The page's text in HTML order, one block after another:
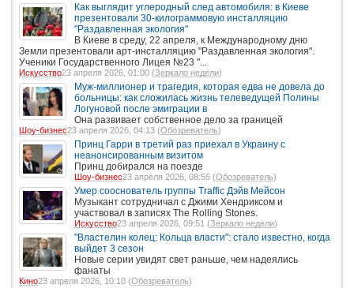
Как выглядит углеродный след автомобиля: в Киеве
презентовали 30-килограммовую инсталляцию
"Раздавленная экология"
В Киеве в среду, 22 апреля, к Международному дню
Земли презентовали арт-инсталляцию "Раздавленная экология".
Ученики Государственного Лицея №23 "...
Искусство23 апреля 2026, 01:00 (Зеркало недели)
Муж-миллионер и трагедия, которая едва не довела до
больницы: как сложилась жизнь телеведущей Полины
Логуновой после эмиграции в
Она развивает собственное дело за границей
Шоу-бизнес23 апреля 2026, 04:13 (Обозреватель)
Принц Гарри в третий раз приехал в Украину с
неанонсированным визитом
Принц добирался на поезде
Шоу-бизнес23 апреля 2026, 08:55 (Обозреватель)
Умер сооснователь группы Traffic Дэйв Мейсон
Музыкант сотрудничал с Джими Хендриксом и
участвовал в записях The Rolling Stones.
Искусство23 апреля 2026, 09:51 (Зеркало недели)
"Властелин колец: Кольца власти": стало известно, когда
выйдет 3 сезон
Новые серии увидят свет раньше, чем надеялись
фанаты
Кино23 апреля 2026, 10:10 (Обозреватель)